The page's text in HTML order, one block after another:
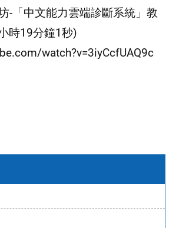
-「中文能力雲端診斷系統」教
時19分鐘1秒)
watch?v=3iyCcfUAQ9c